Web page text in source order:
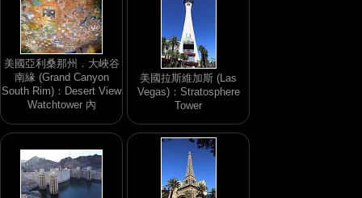
美國亞利桑那州．大峽谷
南緣 (Grand Canyon
South Rim)：Desert View
Watchtower 內
美國拉斯維加斯 (Las
Vegas)：Stratosphere
Tower